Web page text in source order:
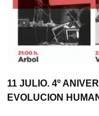
11 JULIO. 4º
EVOLUCION